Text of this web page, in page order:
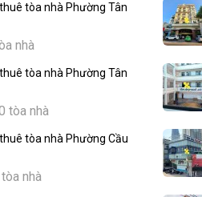
tòa nhà Phường Tân
nhà
tòa nhà Phường Tân
tòa nhà
tòa nhà Phường Cầu
nhà